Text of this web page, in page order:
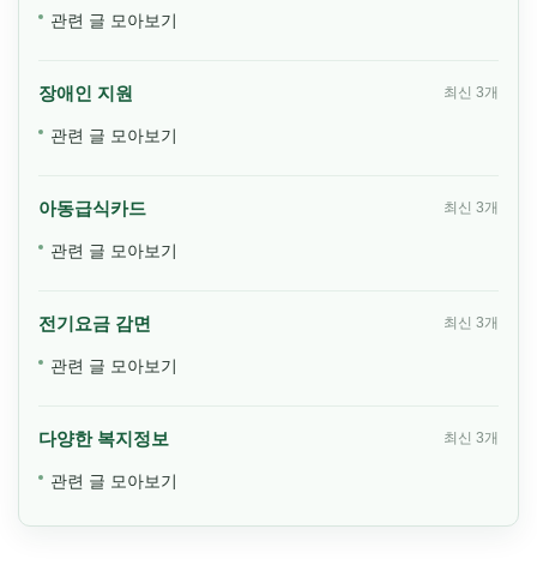
관련 글 모아보기
장애인 지원 최신 3개
관련 글 모아보기
아동급식카드 최신 3개
관련 글 모아보기
전기요금 감면 최신 3개
관련 글 모아보기
다양한 복지정보 최신 3개
관련 글 모아보기